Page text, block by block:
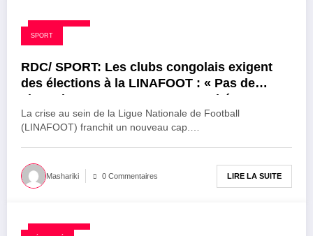
26 août 2025
SPORT
RDC/ SPORT: Les clubs congolais exigent
des élections à la LINAFOOT : « Pas de
championnat sans nouveau comité »
La crise au sein de la Ligue Nationale de Football
(LINAFOOT) franchit un nouveau cap.…
Mashariki 0 Commentaires LIRE LA SUITE